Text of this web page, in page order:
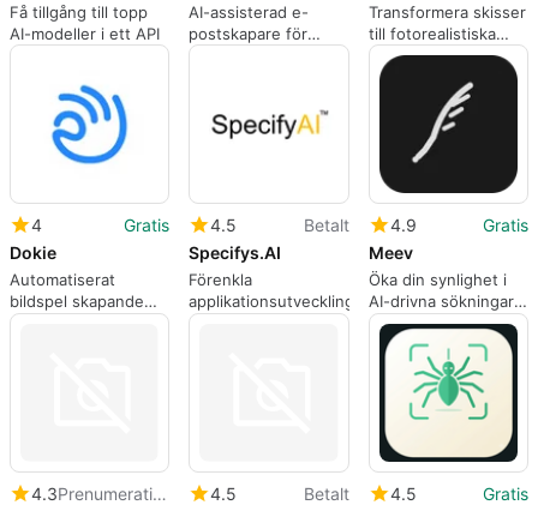
Få tillgång till topp
AI-modeller i ett API
AI-assisterad e-
postskapare för
yrkesverksamma
Transformera skisser
till fotorealistiska
interiörer
4
Gratis
Dokie
Automatiserat
bildspel skapande
verktyg
4.5
Betalt
Specifys.AI
Förenkla
applikationsutveckling
4.9
Gratis
Meev
Öka din synlighet i
AI-drivna sökningar
och chattbottar
4.3
Prenumeration
4.5
Betalt
4.5
Gratis